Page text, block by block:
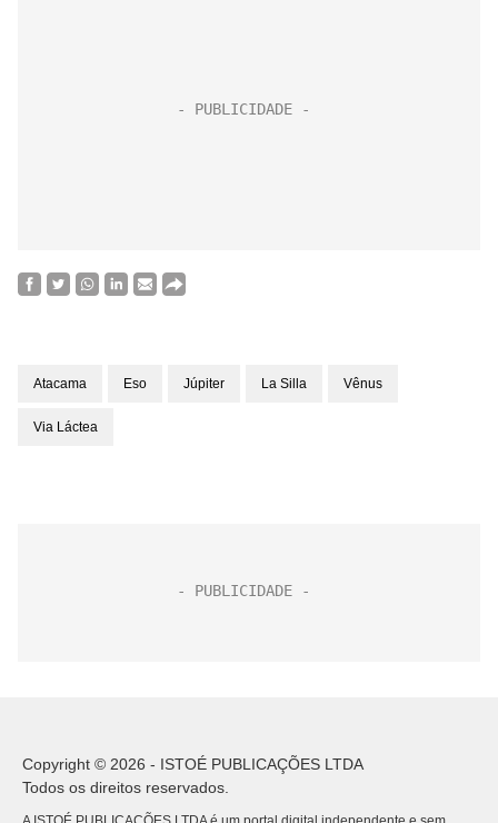
Atacama Eso Júpiter La Silla Vênus
Via Láctea
Copyright © 2026 - ISTOÉ PUBLICAÇÕES LTDA
Todos os direitos reservados.